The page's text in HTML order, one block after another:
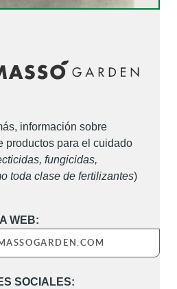
información sobre
productos para el cuidado
fungicidas,
toda clase de fertilizantes)
WEB:
SOCIALES: